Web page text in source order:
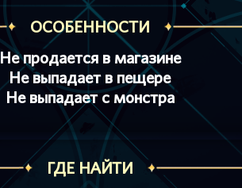
ОСОБЕННОСТИ
Не продается в магазине
Не выпадает в пещере
Не выпадает с монстра
ГДЕ НАЙТИ